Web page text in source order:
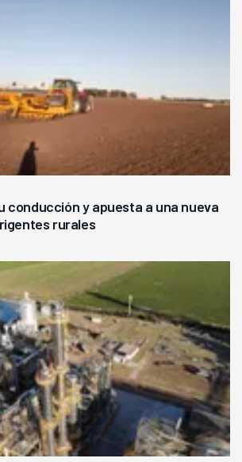
conducción y apuesta a una nueva
rurales